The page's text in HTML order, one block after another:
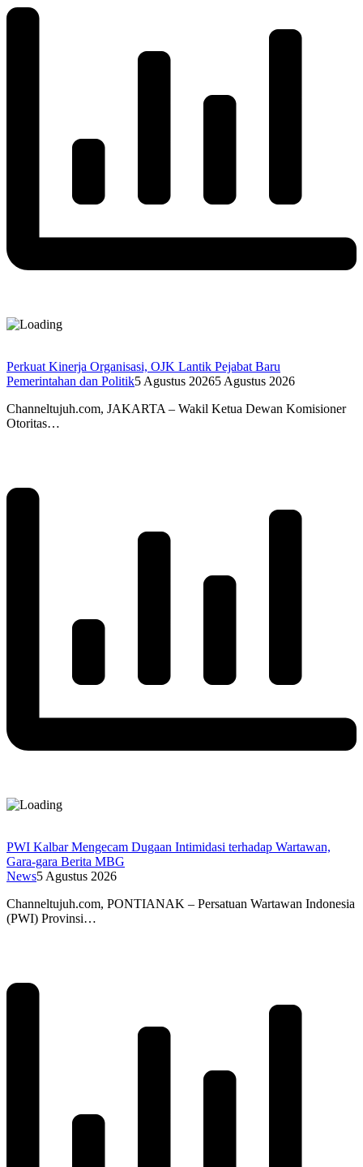
Perkuat Kinerja Organisasi, OJK Lantik Pejabat Baru
Pemerintahan dan Politik5 Agustus 20265 Agustus 2026
Channeltujuh.com, JAKARTA – Wakil Ketua Dewan Komisioner
Otoritas…
PWI Kalbar Mengecam Dugaan Intimidasi terhadap Wartawan,
Gara-gara Berita MBG
News5 Agustus 2026
Channeltujuh.com, PONTIANAK – Persatuan Wartawan Indonesia
(PWI) Provinsi…